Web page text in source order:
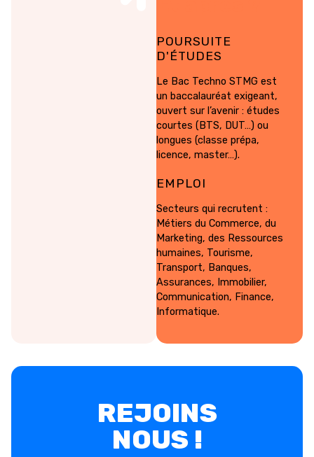
POURSUITE
D'ÉTUDES
Le Bac Techno STMG est
un baccalauréat exigeant,
ouvert sur l’avenir : études
courtes (BTS, DUT…) ou
longues (classe prépa,
licence, master…).
EMPLOI
Secteurs qui recrutent :
Métiers du Commerce, du
Marketing, des Ressources
humaines, Tourisme,
Transport, Banques,
Assurances, Immobilier,
Communication, Finance,
Informatique.
REJOINS
NOUS !